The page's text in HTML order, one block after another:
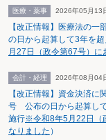
あった。この席上、夢真
技術開発が7月15日まで
開発は、「大規模買付
に大規模買付者が取締役
の評価期間が経過した後
った場合には、株式分割
と、株式分割を行う場合
た。
7月11日、夢真HDの取
れた買付価格は1株あた
て、希釈化防止条項をあ
医療・薬事 2026年05月13
【改正情報】医療法の
の日から起算して3年を
月27日（政令第67号）
会計・経理 2026年08月04
【改正情報】資金決済
号 公布の日から起算し
施行※令和8年5月22日（
なりました ）